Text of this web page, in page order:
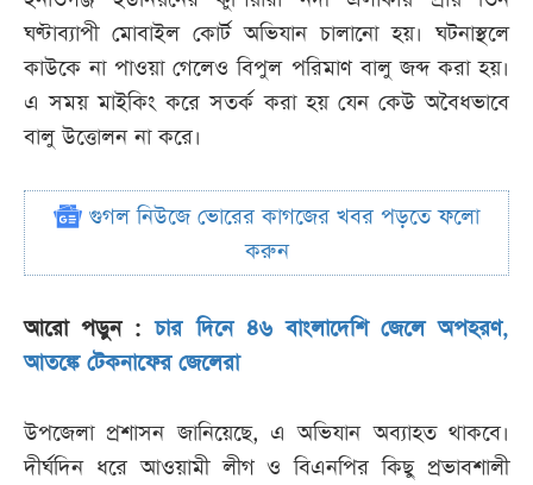
ঘণ্টাব্যাপী মোবাইল কোর্ট অভিযান চালানো হয়। ঘটনাস্থলে
কাউকে না পাওয়া গেলেও বিপুল পরিমাণ বালু জব্দ করা হয়।
এ সময় মাইকিং করে সতর্ক করা হয় যেন কেউ অবৈধভাবে
বালু উত্তোলন না করে।
গুগল নিউজে ভোরের কাগজের খবর পড়তে ফলো
করুন
আরো পড়ুন :চার দিনে ৪৬ বাংলাদেশি জেলে অপহরণ,
আতঙ্কে টেকনাফের জেলেরা
উপজেলা প্রশাসন জানিয়েছে, এ অভিযান অব্যাহত থাকবে।
দীর্ঘদিন ধরে আওয়ামী লীগ ও বিএনপির কিছু প্রভাবশালী